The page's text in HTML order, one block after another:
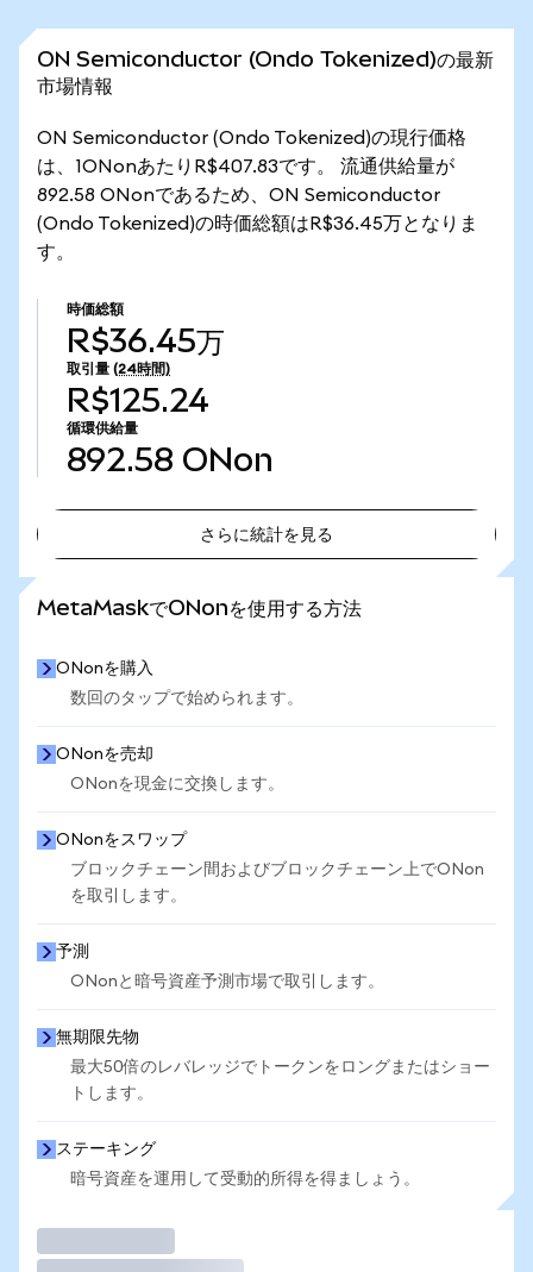
ON Semiconductor (Ondo Tokenized)の最新
市場情報
ON Semiconductor (Ondo Tokenized)の現行価格
は、1ONonあたりR$407.83です。 流通供給量が
892.58 ONonであるため、ON Semiconductor
(Ondo Tokenized)の時価総額はR$36.45万となりま
す。
時価総額
R$36.45万
取引量 (24時間)
R$125.24
循環供給量
892.58 ONon
さらに統計を見る
MetaMaskでONonを使用する方法
ONonを購入
数回のタップで始められます。
ONonを売却
ONonを現金に交換します。
ONonをスワップ
ブロックチェーン間およびブロックチェーン上でONon
を取引します。
予測
ONonと暗号資産予測市場で取引します。
無期限先物
最大50倍のレバレッジでトークンをロングまたはショー
トします。
ステーキング
暗号資産を運用して受動的所得を得ましょう。